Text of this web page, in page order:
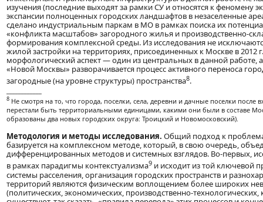
изучения (последние выходят за рамки СУ и относятся к феномену
экспансии полноценных городских ландшафтов в незаселенные
сделано индустриальным паркам в МО в рамках поиска их
«конфликта масштабов» загородного жилья и производственно-
формирования комплексной среды. Из исследования не
жилой застройки на территориях, присоединенных к Москве в 2012
морфологический аспект — один из центральных в данной работе,
«Новой Москвы» разворачивается процесс активного переноса
загородные (на уровне структуры) пространства8.
8 Не смотря на то, что города, поселки, села, деревни и дачные поселки после
перестали быть территориальными единицами, какими они были в составе
образованы два новых городских округа: Троицкий и Новомосковский).
Методология и методы исследования. Общий подход к
базируется на комплексном методе, который, в свою очередь,
дифференцированных методов и системных взглядов. Во-первых,
в рамках парадигмы контекстуализма9 и исходит из той ключевой
системы расселения, организация городских пространств и
территорий являются физическим воплощением более широких
(политических, экономических, производственно-технологических,